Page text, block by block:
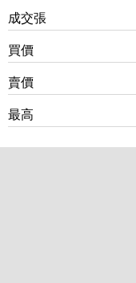
成交張
買價
賣價
最高